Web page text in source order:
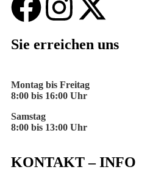
Sie erreichen uns
Montag bis Freitag
8:00 bis 16:00 Uhr
Samstag
8:00 bis 13:00 Uhr
KONTAKT – INFO